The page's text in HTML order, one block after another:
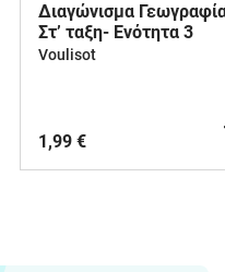
Διαγώνισμα
Στ’ ταξη- Ενότητα 3
Voulisot
1,99 €